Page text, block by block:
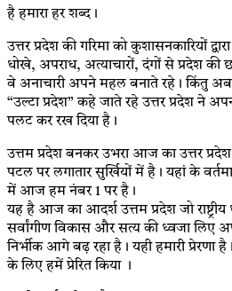
है हमारा हर शब्द।
उत्तर प्रदेश की गरिमा को कुशासनकारियों
धोखे, अपराध, अत्याचारों, दंगों से प्रदेश की
वे अनाचारी अपने महल बनाते रहे। किंतु
“उल्टा प्रदेश” कहे जाते रहे उत्तर प्रदेश ने
पलट कर रख दिया है।
उत्तम प्रदेश बनकर उभरा आज का उत्तर
पटल पर लगातार सुर्खियों में है। यहां के
में आज हम नंबर 1 पर है।
यह है आज का आदर्श उत्तम प्रदेश जो राष्ट्रीय
सर्वांगीण विकास और सत्य की ध्वजा लिए
निर्भीक आगे बढ़ रहा है। यही हमारी प्रेरणा
के लिए हमें प्रेरित किया ।